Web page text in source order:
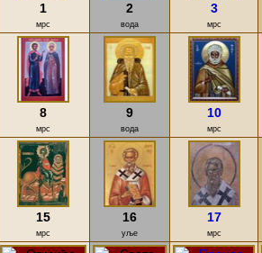
1
мрс
2
вода
3
мрс
8
мрс
9
вода
10
мрс
15
мрс
16
уље
17
мрс